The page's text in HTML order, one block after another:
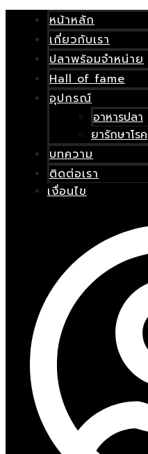
หน้าหลัก
เกี่ยวกับเรา
ปลาพร้อมจำหน่าย
Hall of fame
อุปกรณ์
อาหารปลา
ยารักษาโรค
บทความ
ติดต่อเรา
เงื่อนไข